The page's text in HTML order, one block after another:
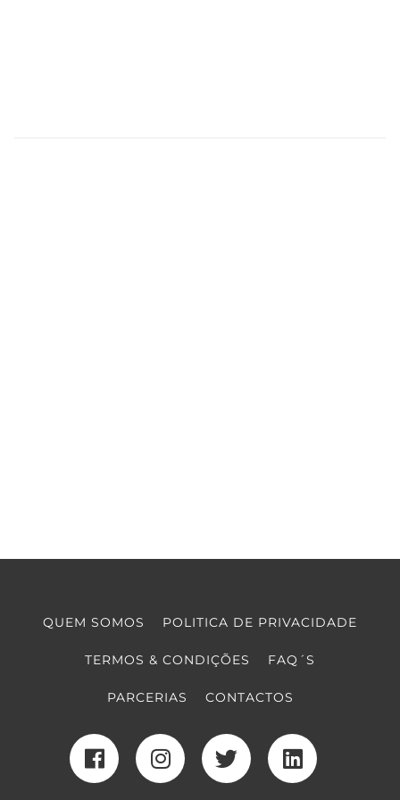
QUEM SOMOS POLITICA DE PRIVACIDADE
TERMOS & CONDIÇÕES FAQ´S
PARCERIAS CONTACTOS